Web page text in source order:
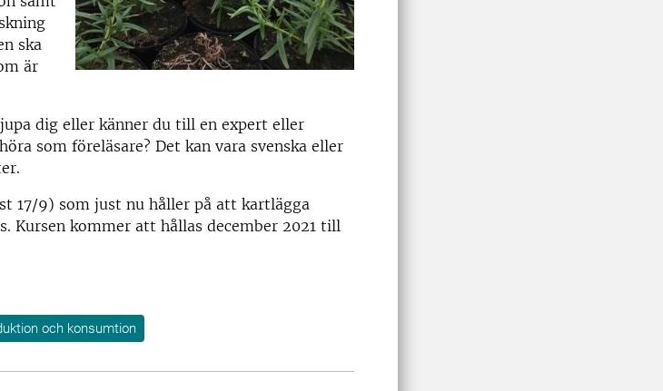
ska
är
dig eller känner du till en expert eller
som föreläsare? Det kan vara svenska eller
17/9) som just nu håller på att kartlägga
Kursen kommer att hållas december 2021 till
och konsumtion